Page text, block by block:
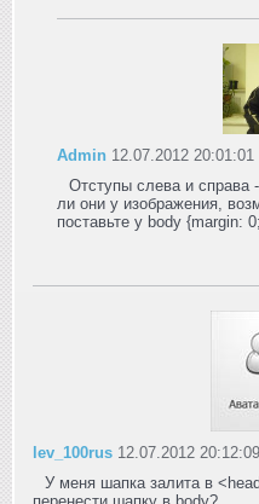
Admin 12.07.2012 20:01:01
Отступы слева и справа
ли они у изображения,
поставьте у body {margin:
lev_100rus 12.07.2012 20:12:09
У меня шапка залита в